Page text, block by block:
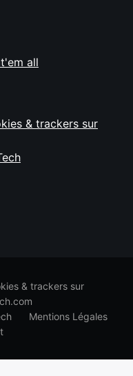
all
& trackers sur
& trackers sur
Mentions Légales